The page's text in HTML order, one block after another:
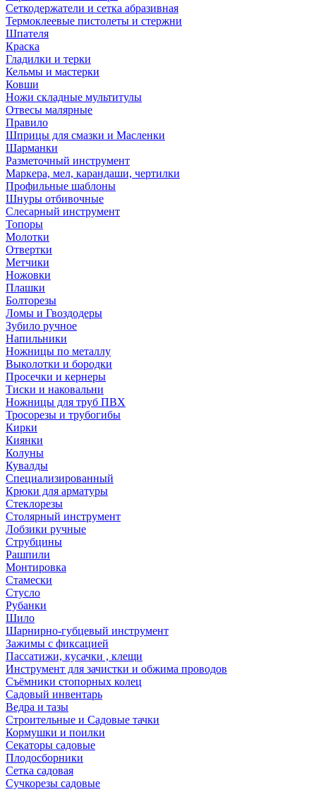
Сеткодержатели и сетка абразивная
Термоклеевые пистолеты и стержни
Шпателя
Краска
Гладилки и терки
Кельмы и мастерки
Ковши
Ножи складные мультитулы
Отвесы малярные
Правило
Шприцы для смазки и Масленки
Шарманки
Разметочный инструмент
Маркера, мел, карандаши, чертилки
Профильные шаблоны
Шнуры отбивочные
Слесарный инструмент
Топоры
Молотки
Отвертки
Метчики
Ножовки
Плашки
Болторезы
Ломы и Гвоздодеры
Зубило ручное
Напильники
Ножницы по металлу
Выколотки и бородки
Просечки и кернеры
Тиски и наковальни
Ножницы для труб ПВХ
Тросорезы и трубогибы
Кирки
Киянки
Колуны
Кувалды
Специализированный
Крюки для арматуры
Стеклорезы
Столярный инструмент
Лобзики ручные
Струбцины
Рашпили
Монтировка
Стамески
Стусло
Рубанки
Шило
Шарнирно-губцевый инструмент
Зажимы с фиксацией
Пассатижи, кусачки , клещи
Инструмент для зачистки и обжима проводов
Съёмники стопорных колец
Садовый инвентарь
Ведра и тазы
Строительные и Садовые тачки
Кормушки и поилки
Секаторы садовые
Плодосборники
Сетка садовая
Сучкорезы садовые